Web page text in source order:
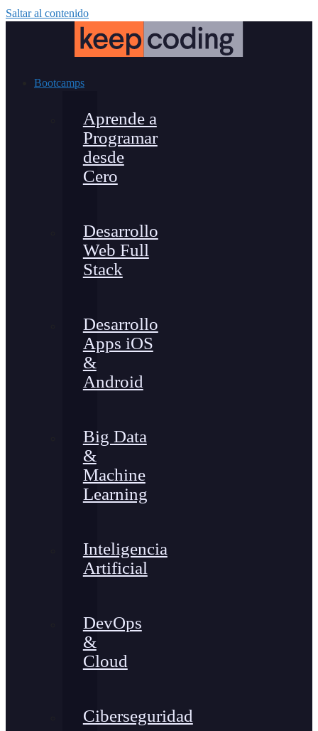
Saltar al contenido
Bootcamps
Aprende a
Programar
desde
Cero
Desarrollo
Web Full
Stack
Desarrollo
Apps iOS
&
Android
Big Data
&
Machine
Learning
Inteligencia
Artificial
DevOps
&
Cloud
Ciberseguridad